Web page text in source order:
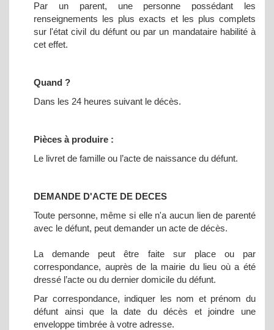
Par un parent, une personne possédant les
renseignements les plus exacts et les plus complets
sur l'état civil du défunt ou par un mandataire habilité à
cet effet.
Quand ?
Dans les 24 heures suivant le décès.
Pièces à produire :
Le livret de famille ou l’acte de naissance du défunt.
DEMANDE D'ACTE DE DECES
Toute personne, même si elle n'a aucun lien de parenté
avec le défunt, peut demander un acte de décès.
La demande peut être faite sur place ou par
correspondance, auprès de la mairie du lieu où a été
dressé l’acte ou du dernier domicile du défunt.
Par correspondance, indiquer les nom et prénom du
défunt ainsi que la date du décès et joindre une
enveloppe timbrée à votre adresse.